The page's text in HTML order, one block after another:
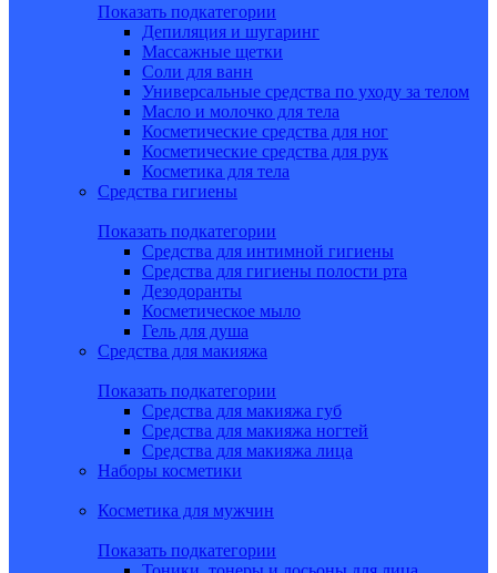
Показать подкатегории
Депиляция и шугаринг
Массажные щетки
Соли для ванн
Универсальные средства по уходу за телом
Масло и молочко для тела
Косметические средства для ног
Косметические средства для рук
Косметика для тела
Средства гигиены
Показать подкатегории
Средства для интимной гигиены
Средства для гигиены полости рта
Дезодоранты
Косметическое мыло
Гель для душа
Средства для макияжа
Показать подкатегории
Средства для макияжа губ
Средства для макияжа ногтей
Средства для макияжа лица
Наборы косметики
Косметика для мужчин
Показать подкатегории